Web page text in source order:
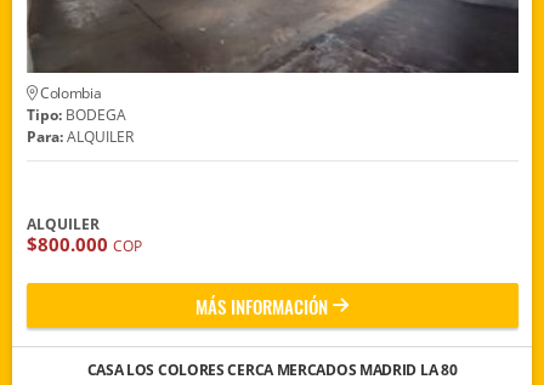
Colombia
Tipo:BODEGA
Para:ALQUILER
ALQUILER
$800.000 COP
MÁS INFORMACIÓN
CASA LOS COLORES CERCA MERCADOS MADRID LA 80